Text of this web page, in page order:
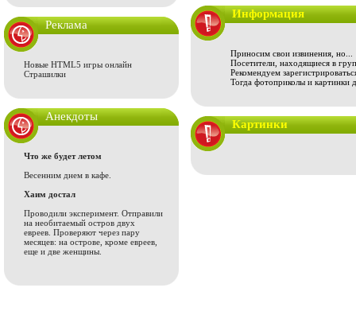
Реклама
Новые HTML5 игры онлайн
Страшилки
Анекдоты
Что же будет летом
Весенним днем в кафе.
Хаим достал
Проводили эксперимент. Отправили
на необитаемый остров двух
евреев. Проверяют через пару
месяцев: на острове, кроме евреев,
еще и две женщины.
Информация
Приносим свои извинения, но...
Посетители, находящиеся в
Рекомендуем
Тогда фотоприколы и картинки
Картинки